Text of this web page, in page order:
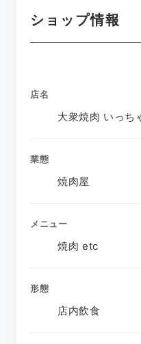
ショップ情報
店名
大衆焼肉 いっち
業態
焼肉屋
メニュー
焼肉 etc
形態
店内飲食